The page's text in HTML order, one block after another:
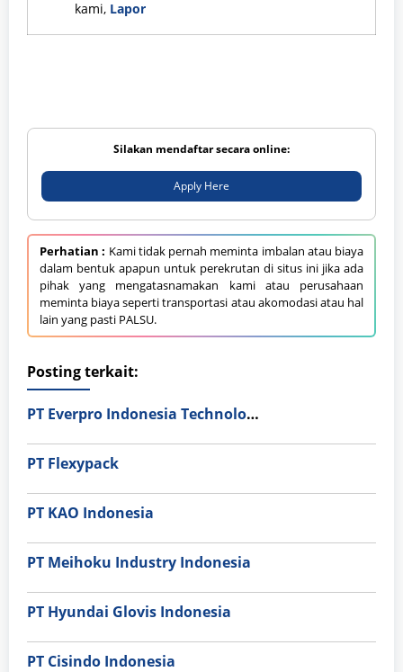
kami, Lapor
Silakan mendaftar secara online:
Apply Here
Perhatian : Kami tidak pernah meminta imbalan atau biaya
dalam bentuk apapun untuk perekrutan di situs ini jika ada
pihak yang mengatasnamakan kami atau perusahaan
meminta biaya seperti transportasi atau akomodasi atau hal
lain yang pasti PALSU.
Posting terkait:
PT Everpro Indonesia Technologies
PT Flexypack
PT KAO Indonesia
PT Meihoku Industry Indonesia
PT Hyundai Glovis Indonesia
PT Cisindo Indonesia